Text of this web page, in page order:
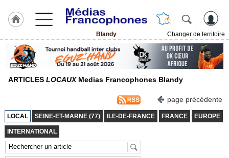
Blandy
Changer de territoire
Accueil
ACCUEIL
Vidéos
Gazette
ARTICLES LOCAUXMedias Francophones Blandy
page précédente
LOCAL SEINE-ET-MARNE (77) ILE-DE-FRANCE FRANCE EUROPE
INTERNATIONAL